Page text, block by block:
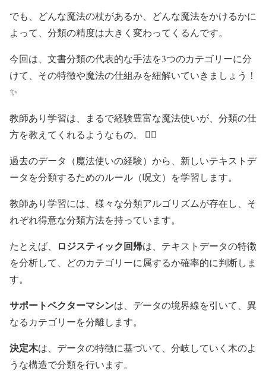
でも、どんな魔法の杖があるか、どんな魔法をかけるかに
よって、分類の精度は大きく変わってくるんです。
今回は、文書分類の代表的な手法を3つのカテゴリーに分
けて、その特徴や魔法の仕組みを紐解いていきましょう！
✨
教師あり学習は、まるで経験豊富な魔法使いが、分類の仕
方を教えてくれるようなもの。 🧙‍♂️
過去のデータ（魔法使いの経験）から、新しいテキストデ
ータを分類するためのルール（呪文）を学習します。
教師あり学習には、様々な分類アルゴリズムが存在し、そ
れぞれ得意な分類方法を持っています。
たとえば、 ロジスティック回帰は、テキストデータの特徴
を分析して、どのカテゴリーに属するか確率的に判断しま
す。
サポートベクターマシンは、データの境界線を引いて、異
なるカテゴリーを分離します。
決定木は、データの特徴に基づいて、分岐していく木のよ
うな構造で分類を行います。